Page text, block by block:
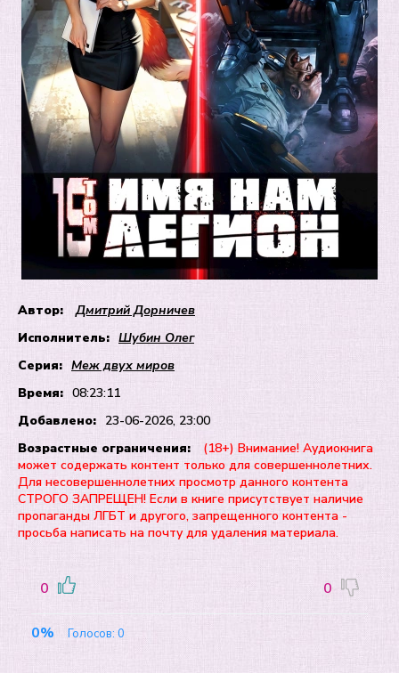
Автор:
Дмитрий Дорничев
Исполнитель: Шубин Олег
Серия: Меж двух миров
Время: 08:23:11
Добавлено: 23-06-2026, 23:00
Возрастные ограничения:
(18+) Внимание! Аудиокнига
может содержать контент только для совершеннолетних.
Для несовершеннолетних просмотр данного контента
СТРОГО ЗАПРЕЩЕН! Если в книге присутствует наличие
пропаганды ЛГБТ и другого, запрещенного контента -
просьба написать на почту для удаления материала.
0 0
0% Голосов: 0